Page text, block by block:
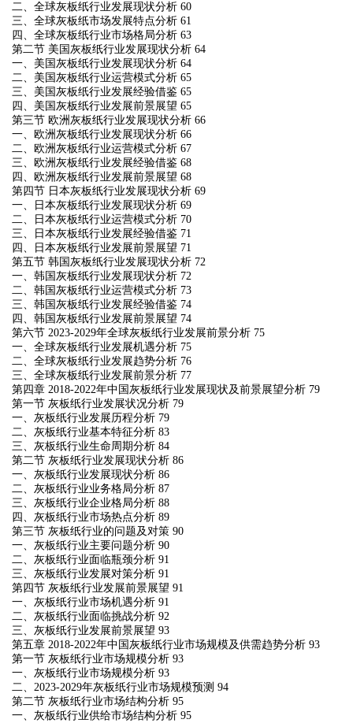
二、全球灰板纸行业发展现状分析 60
三、全球灰板纸市场发展特点分析 61
四、全球灰板纸行业市场格局分析 63
第二节 美国灰板纸行业发展现状分析 64
一、美国灰板纸行业发展现状分析 64
二、美国灰板纸行业运营模式分析 65
三、美国灰板纸行业发展经验借鉴 65
四、美国灰板纸行业发展前景展望 65
第三节 欧洲灰板纸行业发展现状分析 66
一、欧洲灰板纸行业发展现状分析 66
二、欧洲灰板纸行业运营模式分析 67
三、欧洲灰板纸行业发展经验借鉴 68
四、欧洲灰板纸行业发展前景展望 68
第四节 日本灰板纸行业发展现状分析 69
一、日本灰板纸行业发展现状分析 69
二、日本灰板纸行业运营模式分析 70
三、日本灰板纸行业发展经验借鉴 71
四、日本灰板纸行业发展前景展望 71
第五节 韩国灰板纸行业发展现状分析 72
一、韩国灰板纸行业发展现状分析 72
二、韩国灰板纸行业运营模式分析 73
三、韩国灰板纸行业发展经验借鉴 74
四、韩国灰板纸行业发展前景展望 74
第六节 2023-2029年全球灰板纸行业发展前景分析 75
一、全球灰板纸行业发展机遇分析 75
二、全球灰板纸行业发展趋势分析 76
三、全球灰板纸行业发展前景分析 77
第四章 2018-2022年中国灰板纸行业发展现状及前景展望分析 79
第一节 灰板纸行业发展状况分析 79
一、灰板纸行业发展历程分析 79
二、灰板纸行业基本特征分析 83
三、灰板纸行业生命周期分析 84
第二节 灰板纸行业发展现状分析 86
一、灰板纸行业发展现状分析 86
二、灰板纸行业业务格局分析 87
三、灰板纸行业企业格局分析 88
四、灰板纸行业市场热点分析 89
第三节 灰板纸行业的问题及对策 90
一、灰板纸行业主要问题分析 90
二、灰板纸行业面临瓶颈分析 91
三、灰板纸行业发展对策分析 91
第四节 灰板纸行业发展前景展望 91
一、灰板纸行业市场机遇分析 91
二、灰板纸行业面临挑战分析 92
三、灰板纸行业发展前景展望 93
第五章 2018-2022年中国灰板纸行业市场规模及供需趋势分析 93
第一节 灰板纸行业市场规模分析 93
一、灰板纸行业市场规模分析 93
二、2023-2029年灰板纸行业市场规模预测 94
第二节 灰板纸行业市场结构分析 95
一、灰板纸行业供给市场结构分析 95